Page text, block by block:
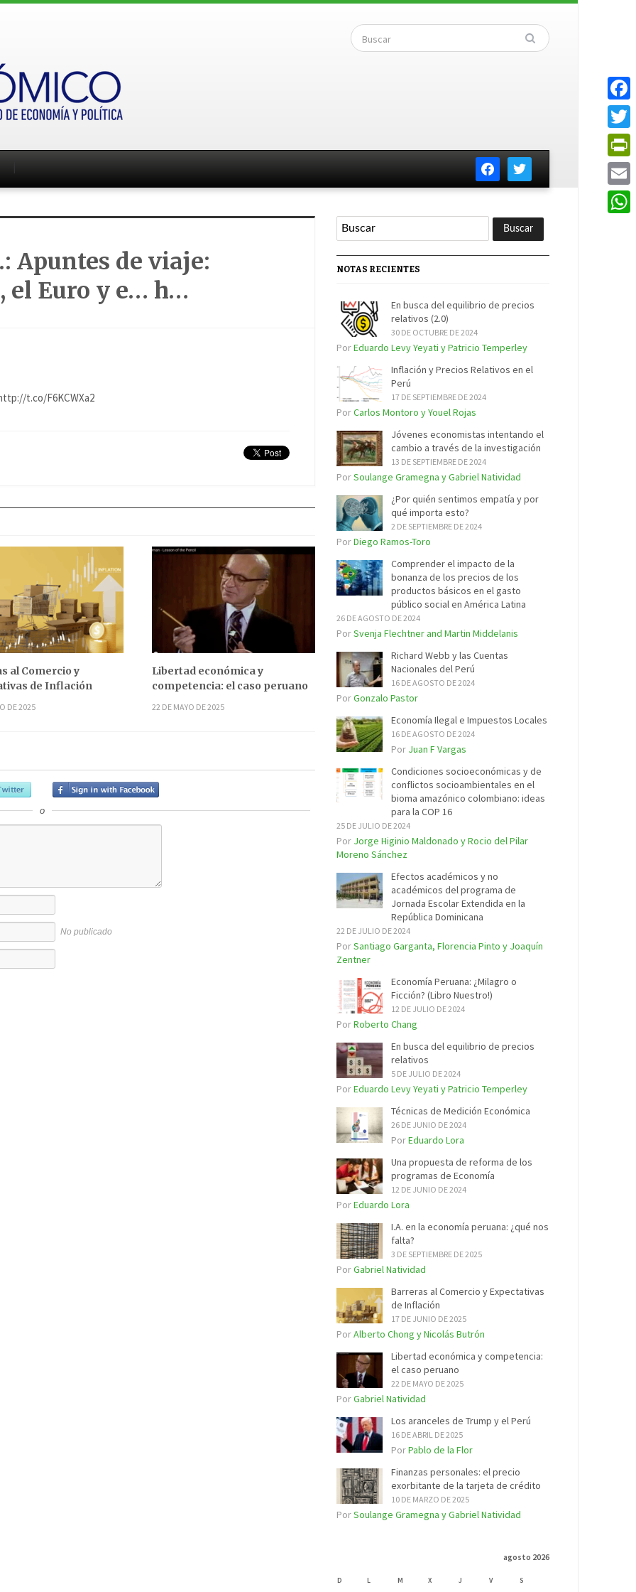
facebooktwitter
Apuntes de viaje:
el Euro y e… h…
t.co/F6KCWXa2
al Comercio y
de Inflación
DE 2025
Libertad económica y
competencia: el caso peruano
22 DE MAYO DE 2025
o
No publicado
NOTAS RECIENTES
En busca del equilibrio de precios
relativos (2.0)
30 DE OCTUBRE DE 2024
PorEduardo Levy Yeyati y Patricio Temperley
Inflación y Precios Relativos en el
Perú
17 DE SEPTIEMBRE DE 2024
PorCarlos Montoro y Youel Rojas
Jóvenes economistas intentando el
cambio a través de la investigación
13 DE SEPTIEMBRE DE 2024
PorSoulange Gramegna y Gabriel Natividad
¿Por quién sentimos empatía y por
qué importa esto?
2 DE SEPTIEMBRE DE 2024
PorDiego Ramos-Toro
Comprender el impacto de la
bonanza de los precios de los
productos básicos en el gasto
público social en América Latina
26 DE AGOSTO DE 2024
PorSvenja Flechtner and Martin Middelanis
Richard Webb y las Cuentas
Nacionales del Perú
16 DE AGOSTO DE 2024
PorGonzalo Pastor
Economía Ilegal e Impuestos Locales
16 DE AGOSTO DE 2024
Por Juan F Vargas
Condiciones socioeconómicas y de
conflictos socioambientales en el
bioma amazónico colombiano: ideas
para la COP 16
25 DE JULIO DE 2024
Por Jorge Higinio Maldonado y Rocio del Pilar
Moreno Sánchez
Efectos académicos y no
académicos del programa de
Jornada Escolar Extendida en la
República Dominicana
22 DE JULIO DE 2024
PorSantiago Garganta, Florencia Pinto y Joaquín
Zentner
Economía Peruana: ¿Milagro o
Ficción? (Libro Nuestro!)
12 DE JULIO DE 2024
PorRoberto Chang
En busca del equilibrio de precios
relativos
5 DE JULIO DE 2024
PorEduardo Levy Yeyati y Patricio Temperley
Técnicas de Medición Económica
26 DE JUNIO DE 2024
PorEduardo Lora
Una propuesta de reforma de los
programas de Economía
12 DE JUNIO DE 2024
PorEduardo Lora
I.A. en la economía peruana: ¿qué nos
falta?
3 DE SEPTIEMBRE DE 2025
PorGabriel Natividad
Barreras al Comercio y Expectativas
de Inflación
17 DE JUNIO DE 2025
PorAlberto Chong y Nicolás Butrón
Libertad económica y competencia:
el caso peruano
22 DE MAYO DE 2025
PorGabriel Natividad
Los aranceles de Trump y el Perú
16 DE ABRIL DE 2025
PorPablo de la Flor
Finanzas personales: el precio
exorbitante de la tarjeta de crédito
10 DE MARZO DE 2025
PorSoulange Gramegna y Gabriel Natividad
agosto 2026
D L M X J V S
Email